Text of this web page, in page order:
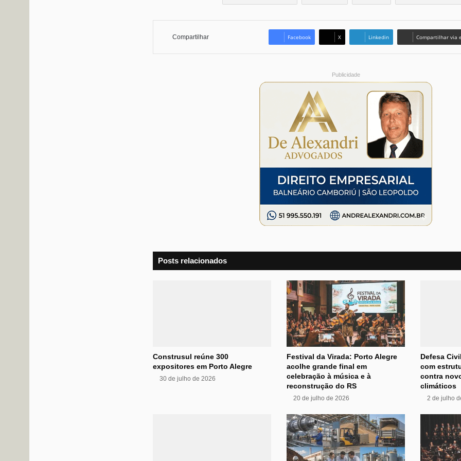
Compartilhar Facebook X Linkedin Compartilhar via
Publicidade
Posts relacionados
Construsul reúne 300
expositores em Porto Alegre
30 de julho de 2026
Festival da Virada: Porto Alegre
acolhe grande final em
celebração à música e à
reconstrução do RS
20 de julho de 2026
Defesa
com
contra
climáticos
2 de julho